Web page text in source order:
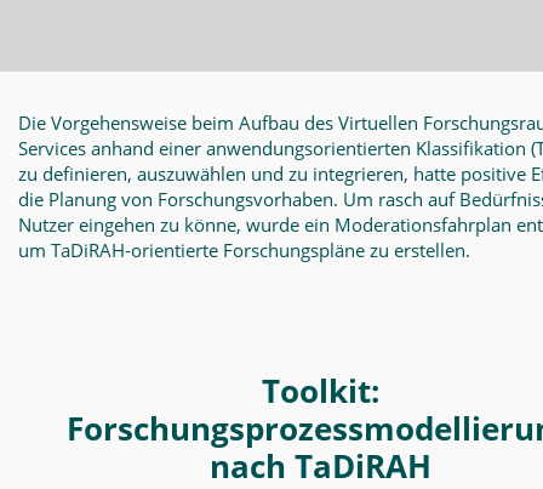
Die Vorgehensweise beim Aufbau des Virtuellen
Services anhand einer anwendungsorientierten Klassifikation
zu definieren, auszuwählen und zu integrieren, hatte positive
die Planung von Forschungsvorhaben. Um rasch auf
Nutzer eingehen zu könne, wurde ein Moderationsfahrplan
um TaDiRAH-orientierte Forschungspläne zu erstellen.
Toolkit:
nach TaDiRAH